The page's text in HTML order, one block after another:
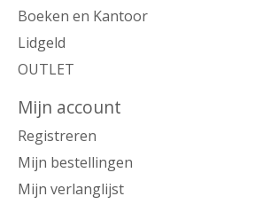
Boeken en Kantoor
Lidgeld
OUTLET
Mijn account
Registreren
Mijn bestellingen
Mijn verlanglijst